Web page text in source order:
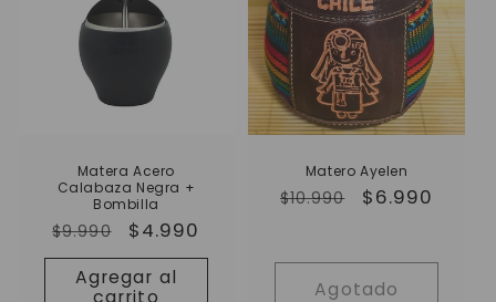
Matera Acero
Calabaza Negra +
Bombilla
Precio
habitual
$9.990
Precio
de
oferta
$4.990
Agregar al
carrito
Matero Ayelen
Precio
$10.990
Precio
$6.990
Agotado